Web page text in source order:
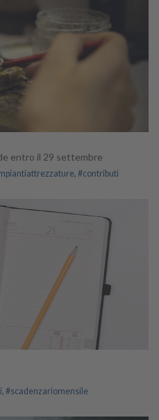
entro il 29 settembre
#contributi
#scadenzariomensile